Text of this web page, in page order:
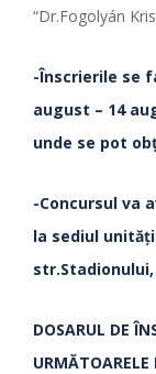
“Dr.Fogolyán
-Înscrierile se
august – 14
unde se pot
-Concursul va
la sediul
str.Stadionului,
DOSARUL DE
URMĂTOARELE